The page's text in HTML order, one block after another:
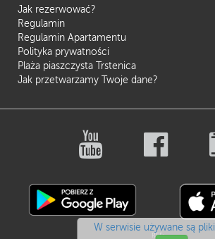
W serwisie używane są pliki
Jak rezerwować?
Regulamin
Regulamin Apartamentu
Polityka prywatności
Plaża piaszczysta Trstenica
Jak przetwarzamy Twoje dane?
REF: